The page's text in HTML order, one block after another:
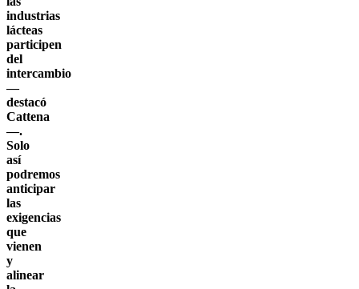
industrias
lácteas
participen
del
intercambio
—
destacó
Cattena
—.
Solo
así
podremos
anticipar
las
exigencias
que
vienen
y
alinear